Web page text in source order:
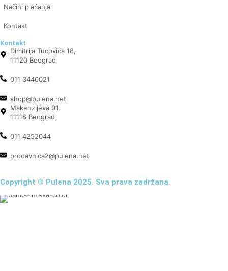
Načini plaćanja
Kontakt
Kontakt
Dimitrija Tucovića 18,
11120 Beograd
011 3440021
shop@pulena.net
Makenzijeva 91,
11118 Beograd
011 4252044
prodavnica2@pulena.net
Copyright © Pulena 2025. Sva prava zadržana.